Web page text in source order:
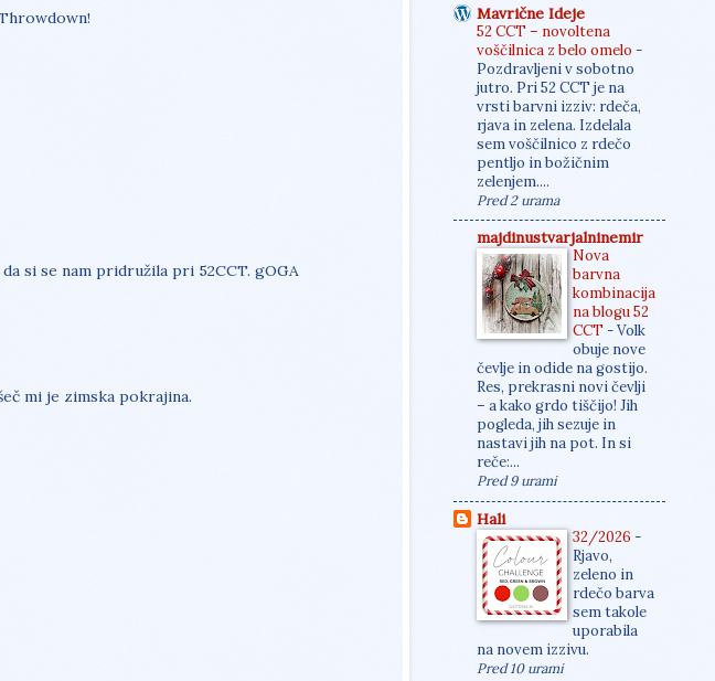
si se nam pridružila pri 52CCT. gOGA
mi je zimska pokrajina.
Mavrične Ideje
52 CCT – novoltena
voščilnica z belo omelo -
Pozdravljeni v sobotno
jutro. Pri 52 CCT je na
vrsti barvni izziv: rdeča,
rjava in zelena. Izdelala
sem voščilnico z rdečo
pentljo in božičnim
zelenjem....
Pred 2 urama
majdinustvarjalninemir
Nova
barvna
kombinacija
na blogu 52
CCT -Volk
obuje nove
čevlje in odide na gostijo.
Res, prekrasni novi čevlji
– a kako grdo tiščijo! Jih
pogleda, jih sezuje in
nastavi jih na pot. In si
reče:...
Pred 9 urami
Hali
32/2026 -
Rjavo,
zeleno in
rdečo barva
sem takole
uporabila
na novem izzivu.
Pred 10 urami